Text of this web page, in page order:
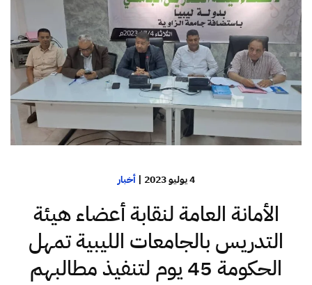
4 يوليو 2023 |أخبار
الأمانة العامة لنقابة أعضاء هيئة
التدريس بالجامعات الليبية تمهل
الحكومة 45 يوم لتنفيذ مطالبهم